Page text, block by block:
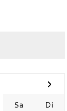
Sa
Di